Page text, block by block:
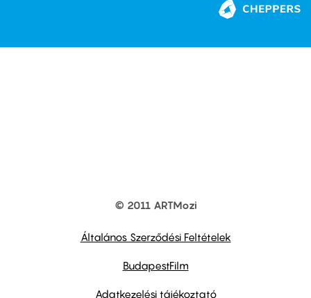
© 2011 ARTMozi
Általános Szerződési Feltételek
BudapestFilm
Adatkezelési tájékoztató